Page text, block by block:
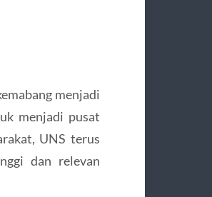
menjadi
menjadi pusat
UNS terus
dan relevan